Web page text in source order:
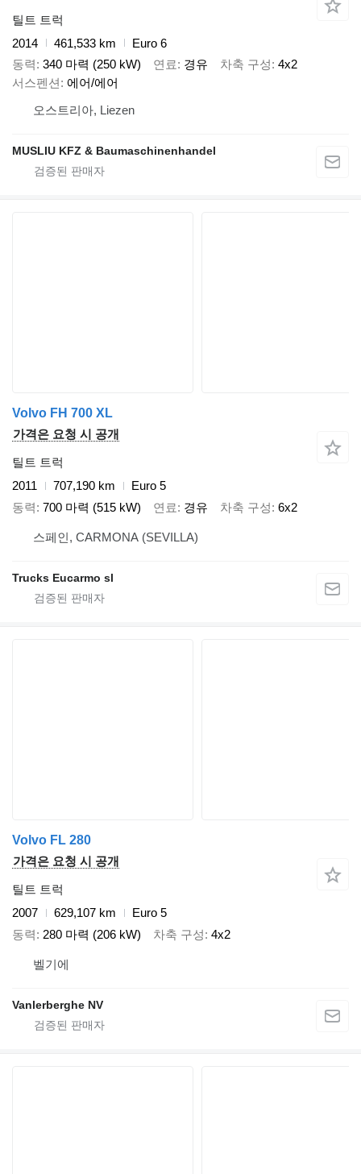
틸트 트럭
2014
461,533 km
Euro 6
동력 340 마력 (250 kW) 연료 경유 차축 구성 4x2
서스펜션 에어/에어
오스트리아, Liezen
MUSLIU KFZ & Baumaschinenhandel
Volvo FH 700 XL
가격은 요청 시 공개
틸트 트럭
2011
707,190 km
Euro 5
동력 700 마력 (515 kW) 연료 경유 차축 구성 6x2
스페인, CARMONA (SEVILLA)
Trucks Eucarmo sl
Volvo FL 280
가격은 요청 시 공개
틸트 트럭
2007
629,107 km
Euro 5
동력
280 마력 (206 kW) 차축 구성 4x2
벨기에
Vanlerberghe NV